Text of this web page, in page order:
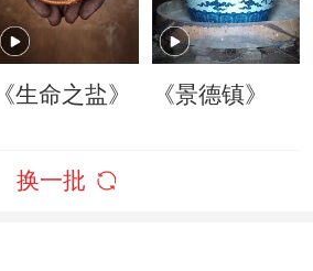
《生命之盐》 《景德镇》
换一批